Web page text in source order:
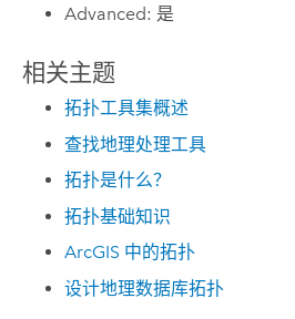
Advanced: 是
相关主题
拓扑工具集概述
查找地理处理工具
拓扑是什么？
拓扑基础知识
ArcGIS 中的拓扑
设计地理数据库拓扑